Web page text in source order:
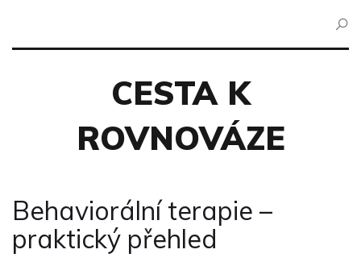
CESTA K
ROVNOVÁZE
Behaviorální terapie –
praktický přehled